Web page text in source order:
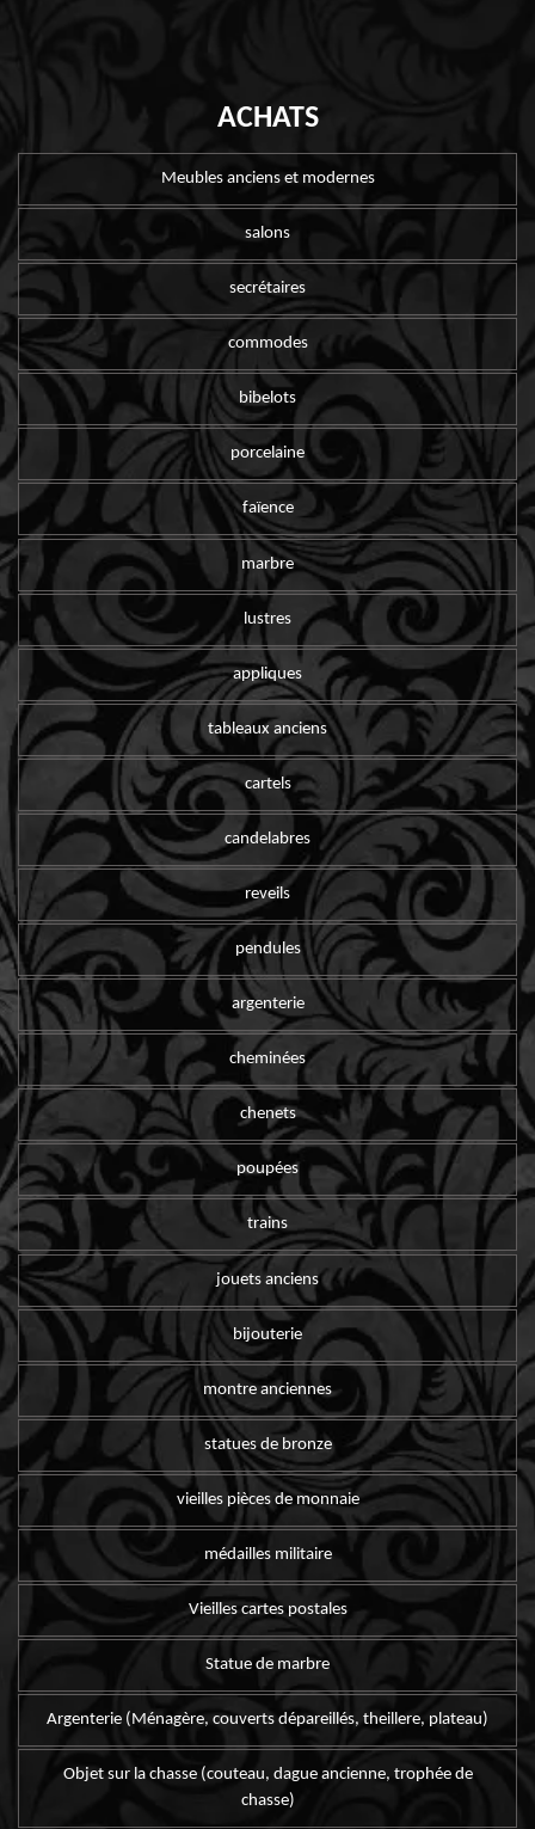
ACHATS
Meubles anciens et modernes
salons
secrétaires
commodes
bibelots
porcelaine
faïence
marbre
lustres
appliques
tableaux anciens
cartels
candelabres
reveils
pendules
argenterie
cheminées
chenets
poupées
trains
jouets anciens
bijouterie
montre anciennes
statues de bronze
vieilles pièces de monnaie
médailles militaire
Vieilles cartes postales
Statue de marbre
Argenterie (Ménagère, couverts dépareillés, theillere, plateau)
Objet sur la chasse (couteau, dague ancienne, trophée de
chasse)